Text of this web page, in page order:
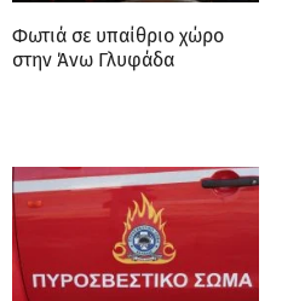
Φωτιά σε υπαίθριο χώρο
στην Άνω Γλυφάδα